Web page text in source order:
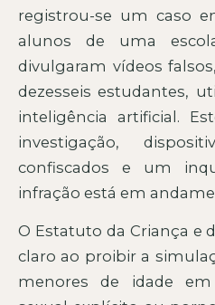
registrou-se um caso
alunos de uma
divulgaram vídeos
dezesseis estudantes,
inteligência artificial.
investigação,
confiscados e um
infração está em
O Estatuto da Criança e
claro ao proibir a
menores de idade